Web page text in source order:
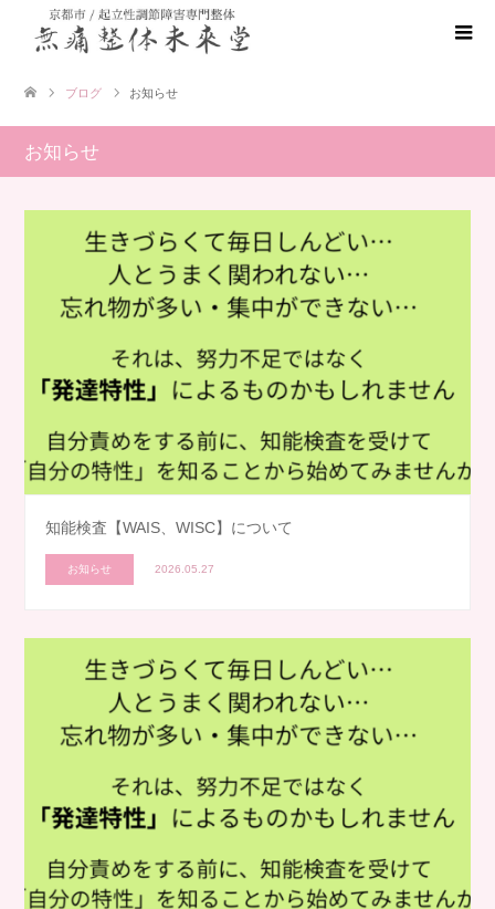
ブログ お知らせ
お知らせ
知能検査【WAIS、WISC】について
お知らせ 2026.05.27